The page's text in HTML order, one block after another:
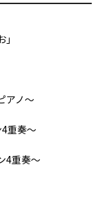
アノ～
重奏～
4重奏～